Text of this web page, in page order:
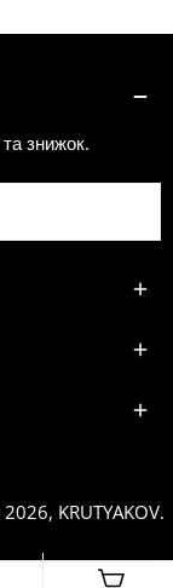
знижок.
KRUTYAKOV.